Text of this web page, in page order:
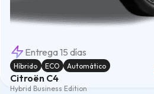
Entrega 15 días
Citroën C4
Hybrid Business Edition
Híbrido ECO Automático